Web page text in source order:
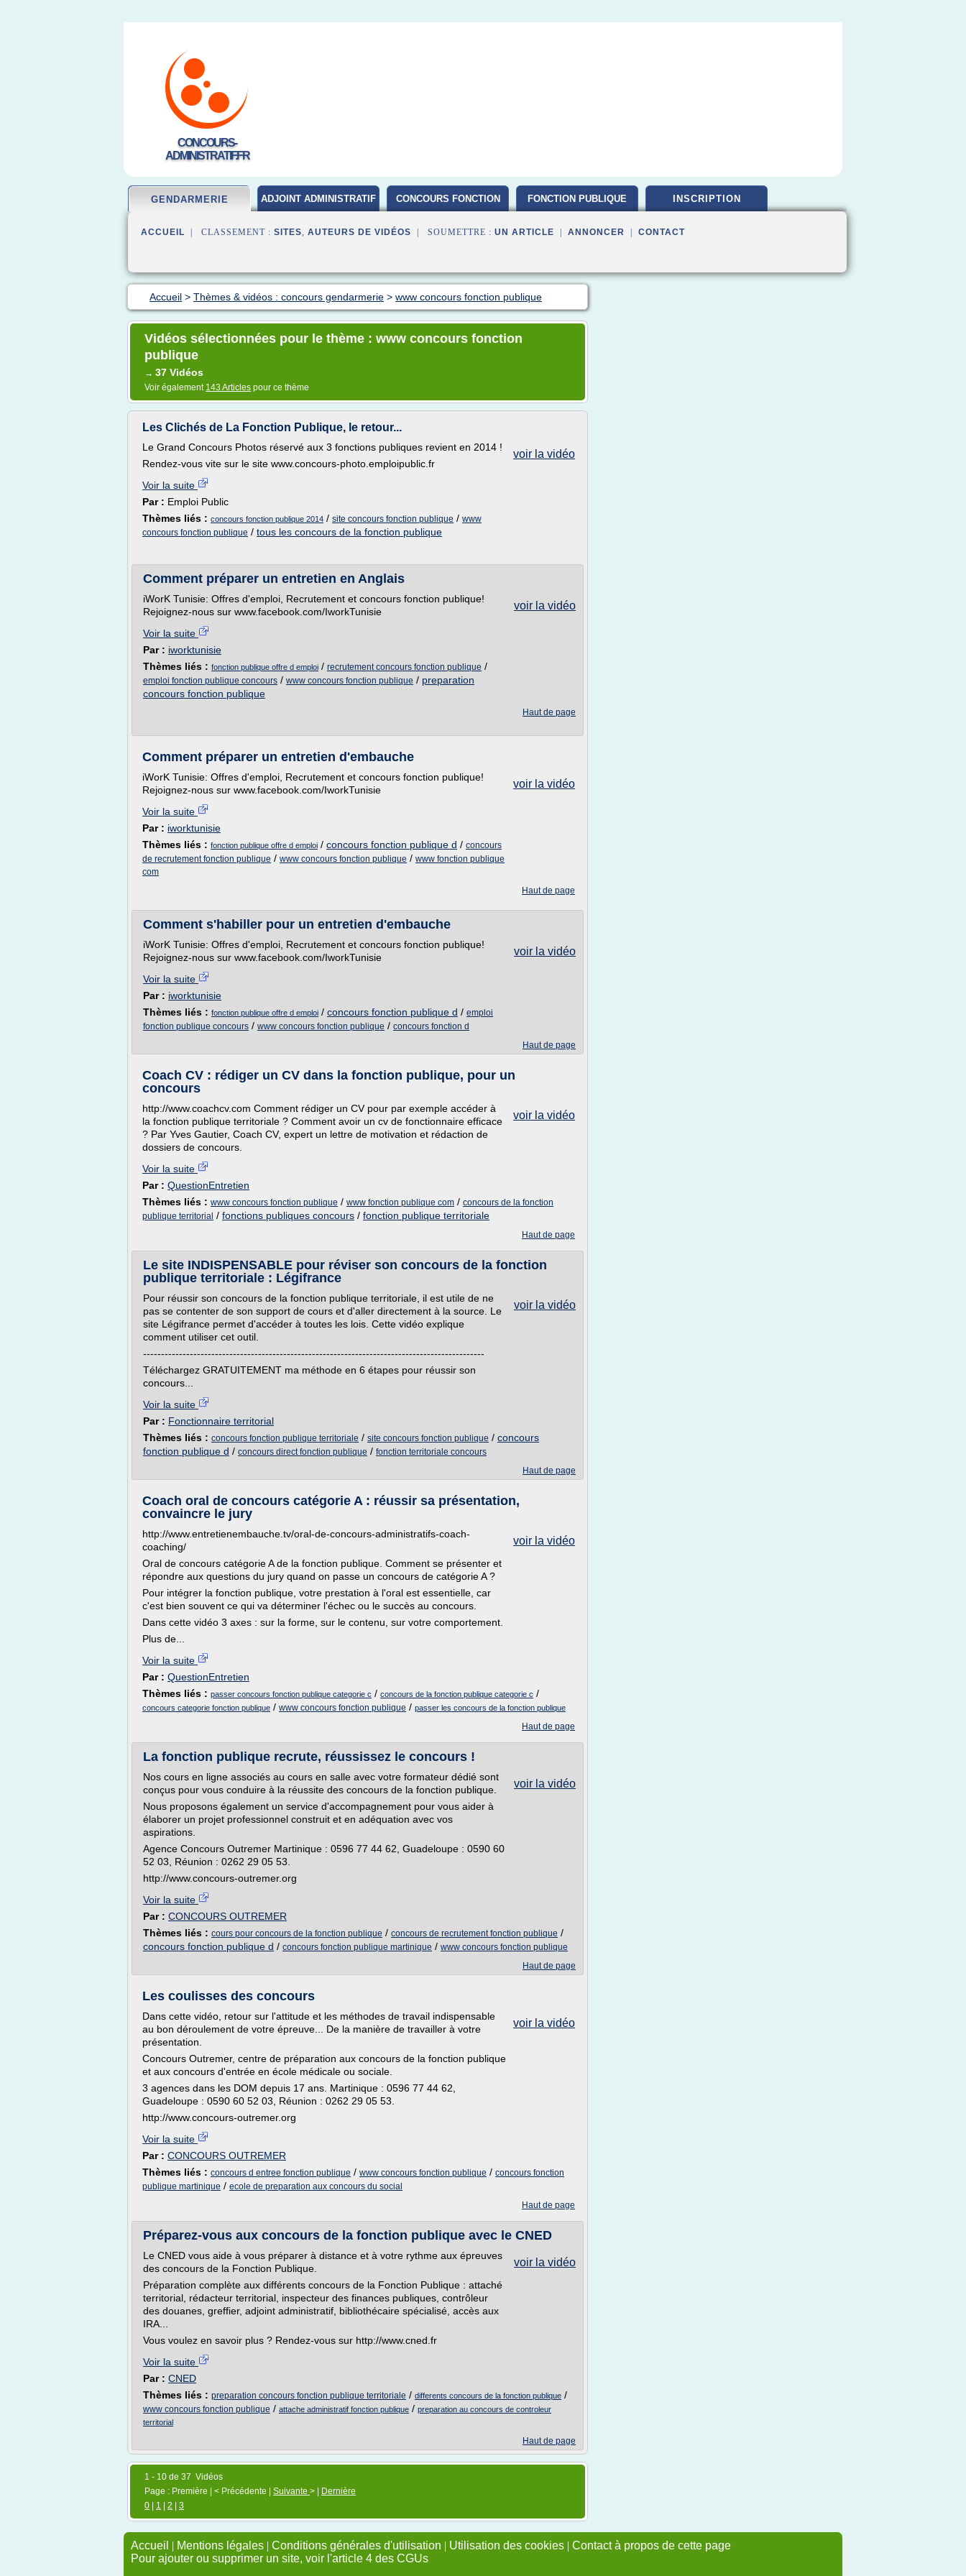
CONCOURS-
ADMINISTRATIF.FR
GENDARMERIE ADJOINT ADMINISTRATIF CONCOURS FONCTION
PUBLIQUE D ETAT 2016
FONCTION PUBLIQUE INSCRIPTION
ACCUEIL | CLASSEMENT : SITES, AUTEURS DE VIDÉOS | SOUMETTRE : UN ARTICLE ANNONCER CONTACT
Accueil > Thèmes & vidéos : concours gendarmerie > www concours fonction publique
Vidéos sélectionnées pour le thème : www concours fonction
publique
→ 37 Vidéos
Voir également 143 Articles pour ce thème
Les Clichés de La Fonction Publique, le retour...
voir la vidéo
Le Grand Concours Photos réservé aux 3 fonctions publiques revient en 2014 !
Rendez-vous vite sur le site www.concours-photo.emploipublic.fr
Voir la suite
Par : Emploi Public
Thèmes liés : concours fonction publique 2014 / site concours fonction publique / www
concours fonction publique / tous les concours de la fonction publique
Comment préparer un entretien en Anglais
voir la vidéo
iWorK Tunisie: Offres d'emploi, Recrutement et concours fonction publique!
Rejoignez-nous sur www.facebook.com/IworkTunisie
Voir la suite
Par : iworktunisie
Thèmes liés : fonction publique offre d emploi / recrutement concours fonction publique /
emploi fonction publique concours / www concours fonction publique / preparation
concours fonction publique
Haut de page
Comment préparer un entretien d'embauche
voir la vidéo
iWorK Tunisie: Offres d'emploi, Recrutement et concours fonction publique!
Rejoignez-nous sur www.facebook.com/IworkTunisie
Voir la suite
Par : iworktunisie
Thèmes liés : fonction publique offre d emploi / concours fonction publique d / concours
de recrutement fonction publique / www concours fonction publique / www fonction publique
com
Haut de page
Comment s'habiller pour un entretien d'embauche
voir la vidéo
iWorK Tunisie: Offres d'emploi, Recrutement et concours fonction publique!
Rejoignez-nous sur www.facebook.com/IworkTunisie
Voir la suite
Par : iworktunisie
Thèmes liés : fonction publique offre d emploi / concours fonction publique d / emploi
fonction publique concours / www concours fonction publique / concours fonction d
Haut de page
Coach CV : rédiger un CV dans la fonction publique, pour un
concours
voir la vidéo
http://www.coachcv.com Comment rédiger un CV pour par exemple accéder à
la fonction publique territoriale ? Comment avoir un cv de fonctionnaire efficace
? Par Yves Gautier, Coach CV, expert un lettre de motivation et rédaction de
dossiers de concours.
Voir la suite
Par : QuestionEntretien
Thèmes liés : www concours fonction publique / www fonction publique com / concours de la fonction
publique territorial / fonctions publiques concours / fonction publique territoriale
Haut de page
Le site INDISPENSABLE pour réviser son concours de la fonction
publique territoriale : Légifrance
voir la vidéo
Pour réussir son concours de la fonction publique territoriale, il est utile de ne
pas se contenter de son support de cours et d'aller directement à la source. Le
site Légifrance permet d'accéder à toutes les lois. Cette vidéo explique
comment utiliser cet outil.
-----------------------------------------------------------------------------------------------
Téléchargez GRATUITEMENT ma méthode en 6 étapes pour réussir son
concours...
Voir la suite
Par : Fonctionnaire territorial
Thèmes liés : concours fonction publique territoriale / site concours fonction publique / concours
fonction publique d / concours direct fonction publique / fonction territoriale concours
Haut de page
Coach oral de concours catégorie A : réussir sa présentation,
convaincre le jury
voir la vidéo
http://www.entretienembauche.tv/oral-de-concours-administratifs-coach-
coaching/
Oral de concours catégorie A de la fonction publique. Comment se présenter et
répondre aux questions du jury quand on passe un concours de catégorie A ?
Pour intégrer la fonction publique, votre prestation à l'oral est essentielle, car
c'est bien souvent ce qui va déterminer l'échec ou le succès au concours.
Dans cette vidéo 3 axes : sur la forme, sur le contenu, sur votre comportement.
Plus de...
Voir la suite
Par : QuestionEntretien
Thèmes liés : passer concours fonction publique categorie c / concours de la fonction publique categorie c /
concours categorie fonction publique / www concours fonction publique / passer les concours de la fonction publique
Haut de page
La fonction publique recrute, réussissez le concours !
voir la vidéo
Nos cours en ligne associés au cours en salle avec votre formateur dédié sont
conçus pour vous conduire à la réussite des concours de la fonction publique.
Nous proposons également un service d'accompagnement pour vous aider à
élaborer un projet professionnel construit et en adéquation avec vos
aspirations.
Agence Concours Outremer Martinique : 0596 77 44 62, Guadeloupe : 0590 60
52 03, Réunion : 0262 29 05 53.
http://www.concours-outremer.org
Voir la suite
Par : CONCOURS OUTREMER
Thèmes liés : cours pour concours de la fonction publique / concours de recrutement fonction publique /
concours fonction publique d / concours fonction publique martinique / www concours fonction publique
Haut de page
Les coulisses des concours
voir la vidéo
Dans cette vidéo, retour sur l'attitude et les méthodes de travail indispensable
au bon déroulement de votre épreuve... De la manière de travailler à votre
présentation.
Concours Outremer, centre de préparation aux concours de la fonction publique
et aux concours d'entrée en école médicale ou sociale.
3 agences dans les DOM depuis 17 ans. Martinique : 0596 77 44 62,
Guadeloupe : 0590 60 52 03, Réunion : 0262 29 05 53.
http://www.concours-outremer.org
Voir la suite
Par : CONCOURS OUTREMER
Thèmes liés : concours d entree fonction publique / www concours fonction publique / concours fonction
publique martinique / ecole de preparation aux concours du social
Haut de page
Préparez-vous aux concours de la fonction publique avec le CNED
voir la vidéo
Le CNED vous aide à vous préparer à distance et à votre rythme aux épreuves
des concours de la Fonction Publique.
Préparation complète aux différents concours de la Fonction Publique : attaché
territorial, rédacteur territorial, inspecteur des finances publiques, contrôleur
des douanes, greffier, adjoint administratif, bibliothécaire spécialisé, accès aux
IRA...
Vous voulez en savoir plus ? Rendez-vous sur http://www.cned.fr
Voir la suite
Par : CNED
Thèmes liés : preparation concours fonction publique territoriale / differents concours de la fonction publique /
www concours fonction publique / attache administratif fonction publique / preparation au concours de controleur
territorial
Haut de page
1 - 10 de 37 Vidéos
Page : Première | < Précédente | Suivante > |
Dernière
0
1 2 3
Accueil | Mentions légales | Conditions générales d'utilisation | Utilisation des cookies | Contact à propos de cette page
Pour ajouter ou supprimer un site, voir l'article 4 des CGUs